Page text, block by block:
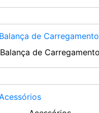
Balança de Carregamento